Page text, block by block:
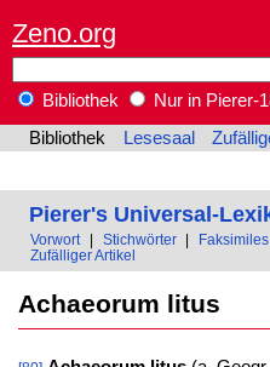
Zeno.org
Bibliothek
Nur in Pierer-
Bibliothek
Lesesaal
Pierer's Universal-
Vorwort Stichwörter Faksimiles
Zufälliger Artikel
Achaeorum litus